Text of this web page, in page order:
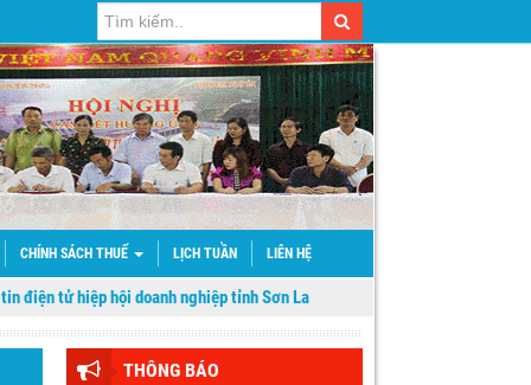
CHÍNH SÁCH THUẾ LỊCH TUẦN LIÊN HỆ
tử hiệp hội doanh nghiệp tỉnh Sơn La
THÔNG BÁO